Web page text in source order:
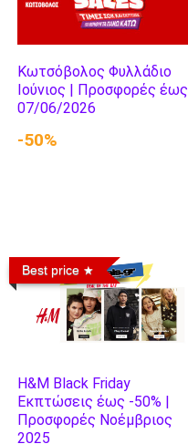
Κωτσόβολος Φυλλάδιο
Ιούνιος | Προσφορές έως
07/06/2026
-50%
Best price
H&M Black Friday
Εκπτώσεις έως -50% |
Προσφορές Νοέμβριος
2025